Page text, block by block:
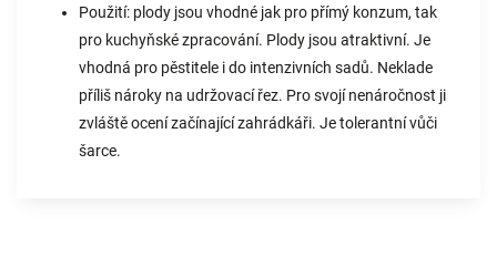
Použití: plody jsou vhodné jak pro přímý konzum, tak
pro kuchyňské zpracování. Plody jsou atraktivní. Je
vhodná pro pěstitele i do intenzivních sadů. Neklade
příliš nároky na udržovací řez. Pro svojí nenáročnost ji
zvláště ocení začínající zahrádkáři. Je tolerantní vůči
šarce.